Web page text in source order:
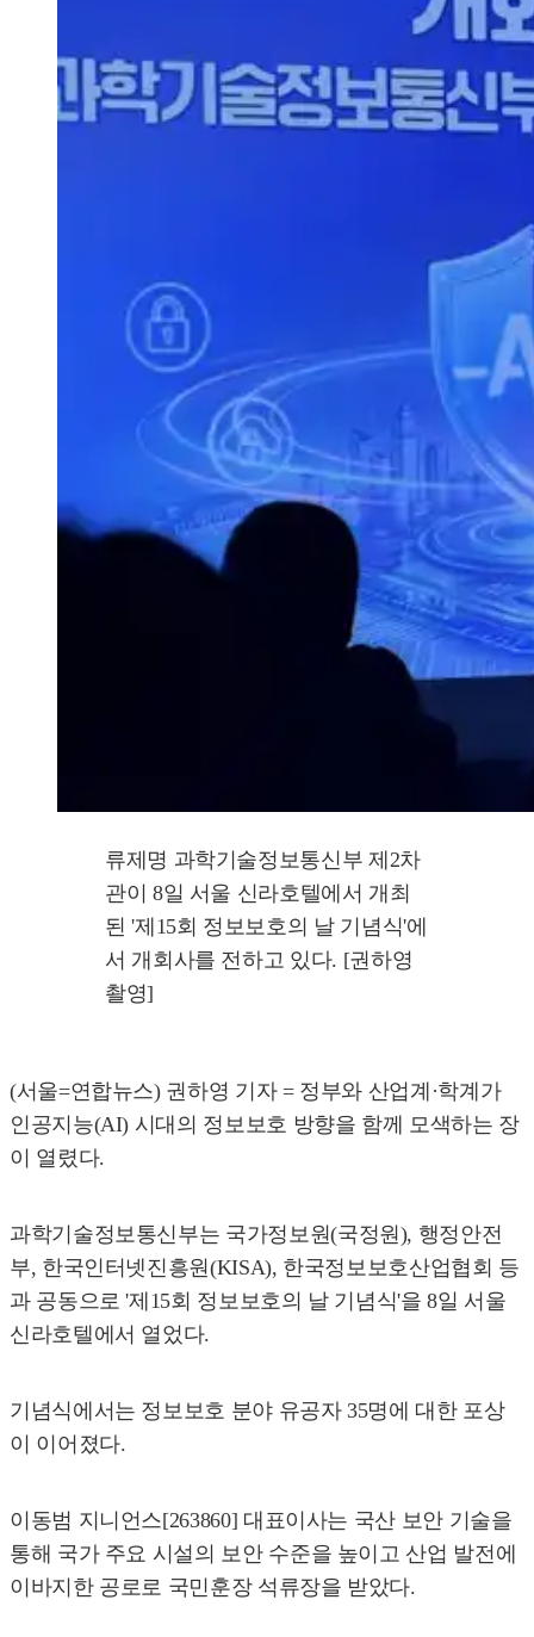
류제명 과학기술정보통신부 제2차
관이 8일 서울 신라호텔에서 개최
된 '제15회 정보보호의 날 기념식'에
서 개회사를 전하고 있다. [권하영
촬영]
(서울=연합뉴스) 권하영 기자 = 정부와 산업계·학계가
인공지능(AI) 시대의 정보보호 방향을 함께 모색하는 장
이 열렸다.
과학기술정보통신부는 국가정보원(국정원), 행정안전
부, 한국인터넷진흥원(KISA), 한국정보보호산업협회 등
과 공동으로 '제15회 정보보호의 날 기념식'을 8일 서울
신라호텔에서 열었다.
기념식에서는 정보보호 분야 유공자 35명에 대한 포상
이 이어졌다.
이동범 지니언스[263860] 대표이사는 국산 보안 기술을
통해 국가 주요 시설의 보안 수준을 높이고 산업 발전에
이바지한 공로로 국민훈장 석류장을 받았다.